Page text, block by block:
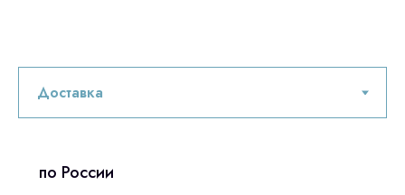
по России